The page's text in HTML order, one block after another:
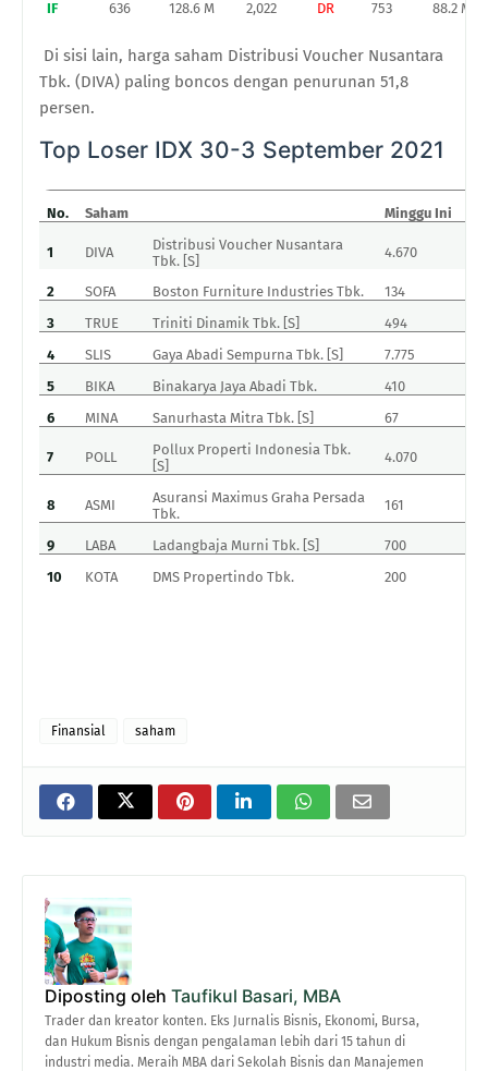
IF 636 128.6 M 2,022 DR 753 88.2 M
Di sisi lain, harga saham Distribusi Voucher Nusantara
Tbk. (DIVA) paling boncos dengan penurunan 51,8
persen.
Top Loser IDX 30-3 September 2021
No. Saham Minggu Ini
1 DIVA
Distribusi Voucher Nusantara
Tbk. [S]
4.670
2 SOFA Boston Furniture Industries Tbk. 134
3
TRUE Triniti Dinamik Tbk. [S] 494
4
SLIS Gaya Abadi Sempurna Tbk. [S] 7.775
5
BIKA Binakarya Jaya Abadi Tbk. 410
6
MINA Sanurhasta Mitra Tbk. [S] 67
7 POLL
Pollux Properti Indonesia Tbk.
[S]
4.070
8 ASMI
Asuransi Maximus Graha Persada
Tbk.
161
9 LABA Ladangbaja Murni Tbk. [S] 700
10
KOTA DMS Propertindo Tbk. 200
Finansial saham
Diposting oleh Taufikul Basari, MBA
Trader dan kreator konten. Eks Jurnalis Bisnis, Ekonomi, Bursa,
dan Hukum Bisnis dengan pengalaman lebih dari 15 tahun di
industri media. Meraih MBA dari Sekolah Bisnis dan Manajemen